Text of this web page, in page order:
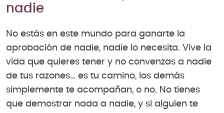
nadie
No estás en este mundo para ganarte la
aprobación de nadie, nadie lo necesita. Vive la
vida que quieres tener y no convenzas a nadie
de tus razones… es tu camino, los demás
simplemente te acompañan, o no. No tienes
que demostrar nada a nadie, y si alguien te